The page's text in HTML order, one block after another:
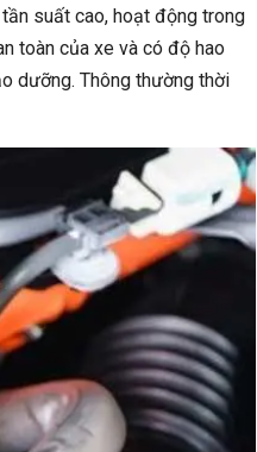
suất cao, hoạt động trong
toàn của xe và có độ hao
dưỡng. Thông thường thời